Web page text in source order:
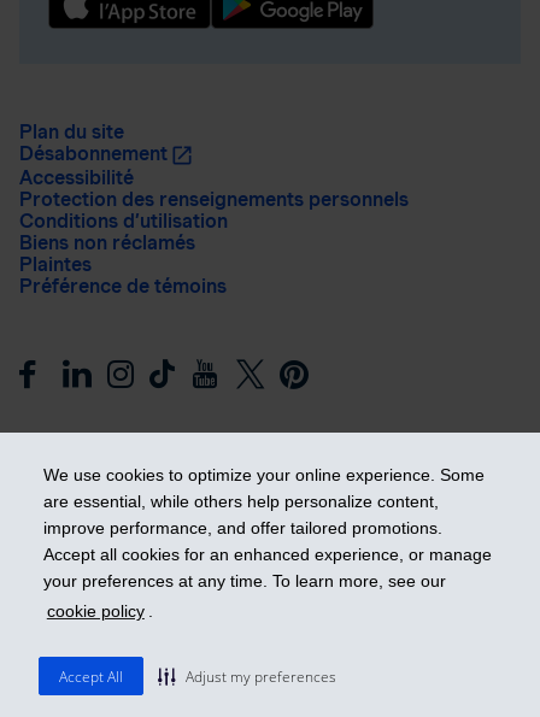
We use cookies to optimize your online experience. Some
are essential, while others help personalize content,
improve performance, and offer tailored promotions.
Accept all cookies for an enhanced experience, or manage
your preferences at any time. To learn more, see our
cookie policy .
Accept All Adjust my preferences
Plan du site
Désabonnement
Accessibilité
Protection des renseignements personnels
Conditions d’utilisation
Biens non réclamés
Plaintes
Préférence de témoins
Prendre les devants